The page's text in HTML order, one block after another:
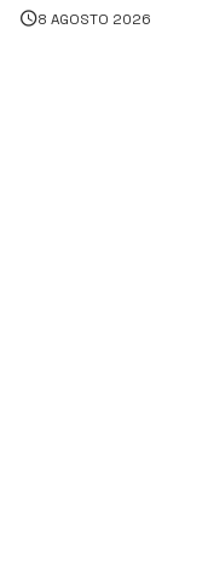
di Sanità pubblica,
8 AGOSTO 2026